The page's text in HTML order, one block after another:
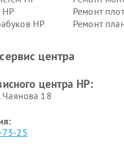
Ремонт
HP
Ремонт
центра
центра HP:
Чаянова 18
73-25